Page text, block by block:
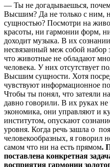
— Ты не догадываешься,
Высшим? Да не только с ним,
сущностью? Посмотри на
красоты, ни гармонии форм,
доходит музыка. В их
несвязанный меж собой набор
что животные не обладают
человека. У них отсутствует
Высшим сущности. Хотя
чувствуют информационное
Чтобы ты понял, что затеяли
давно говорили. В их руках не
экономика, они управляют и
институтом, опускают
уровня. Когда речь зашла о
человекообразных, я говорил
самом что ни на есть прямом.
поставлена конкретная
восприятия гармонии